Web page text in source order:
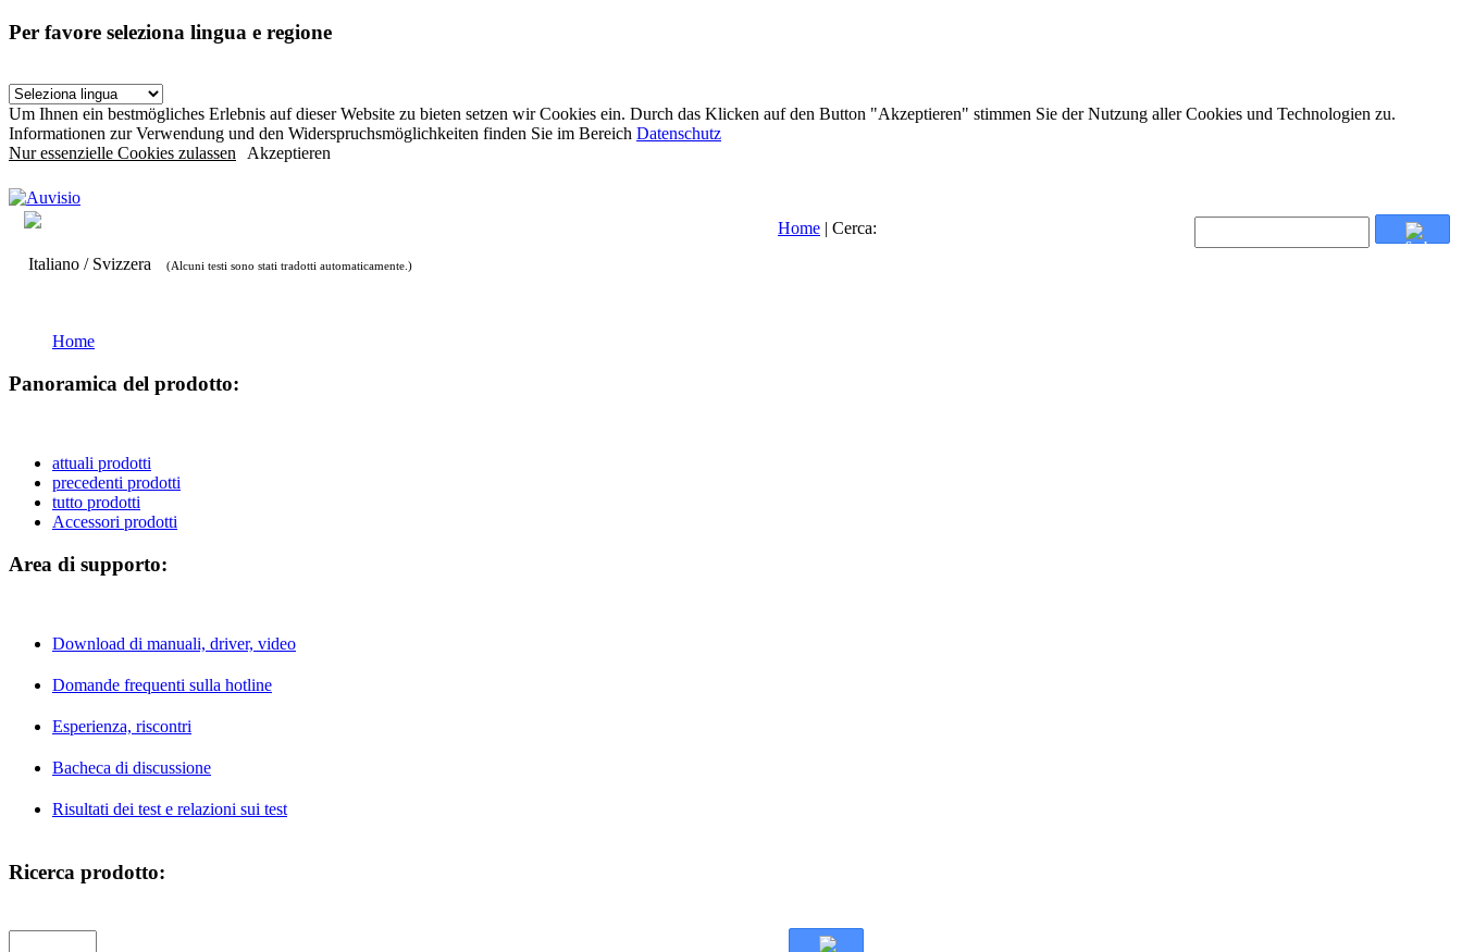
Per favore seleziona lingua e regione
Um Ihnen ein bestmögliches Erlebnis auf dieser Website zu bieten setzen wir Cookies ein. Durch das Klicken auf den Button "Akzeptieren" stimmen Sie der Nutzung aller Cookies und Technologien zu.
Informationen zur Verwendung und den Widerspruchsmöglichkeiten finden Sie im Bereich Datenschutz
Nur essenzielle Cookies zulassen Akzeptieren
Italiano / Svizzera (Alcuni testi sono stati tradotti automaticamente.)
Home | Cerca:
Home
Panoramica del prodotto:
attuali prodotti
precedenti prodotti
tutto prodotti
Accessori prodotti
Area di supporto:
Download di manuali, driver, video
Domande frequenti sulla hotline
Esperienza, riscontri
Bacheca di discussione
Risultati dei test e relazioni sui test
Ricerca prodotto: